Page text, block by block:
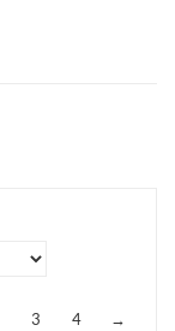
3 4 →